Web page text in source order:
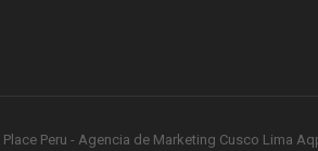
Peru - Agencia de Marketing Cusco Lima